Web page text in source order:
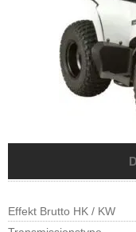
Effekt Brutto HK / KW